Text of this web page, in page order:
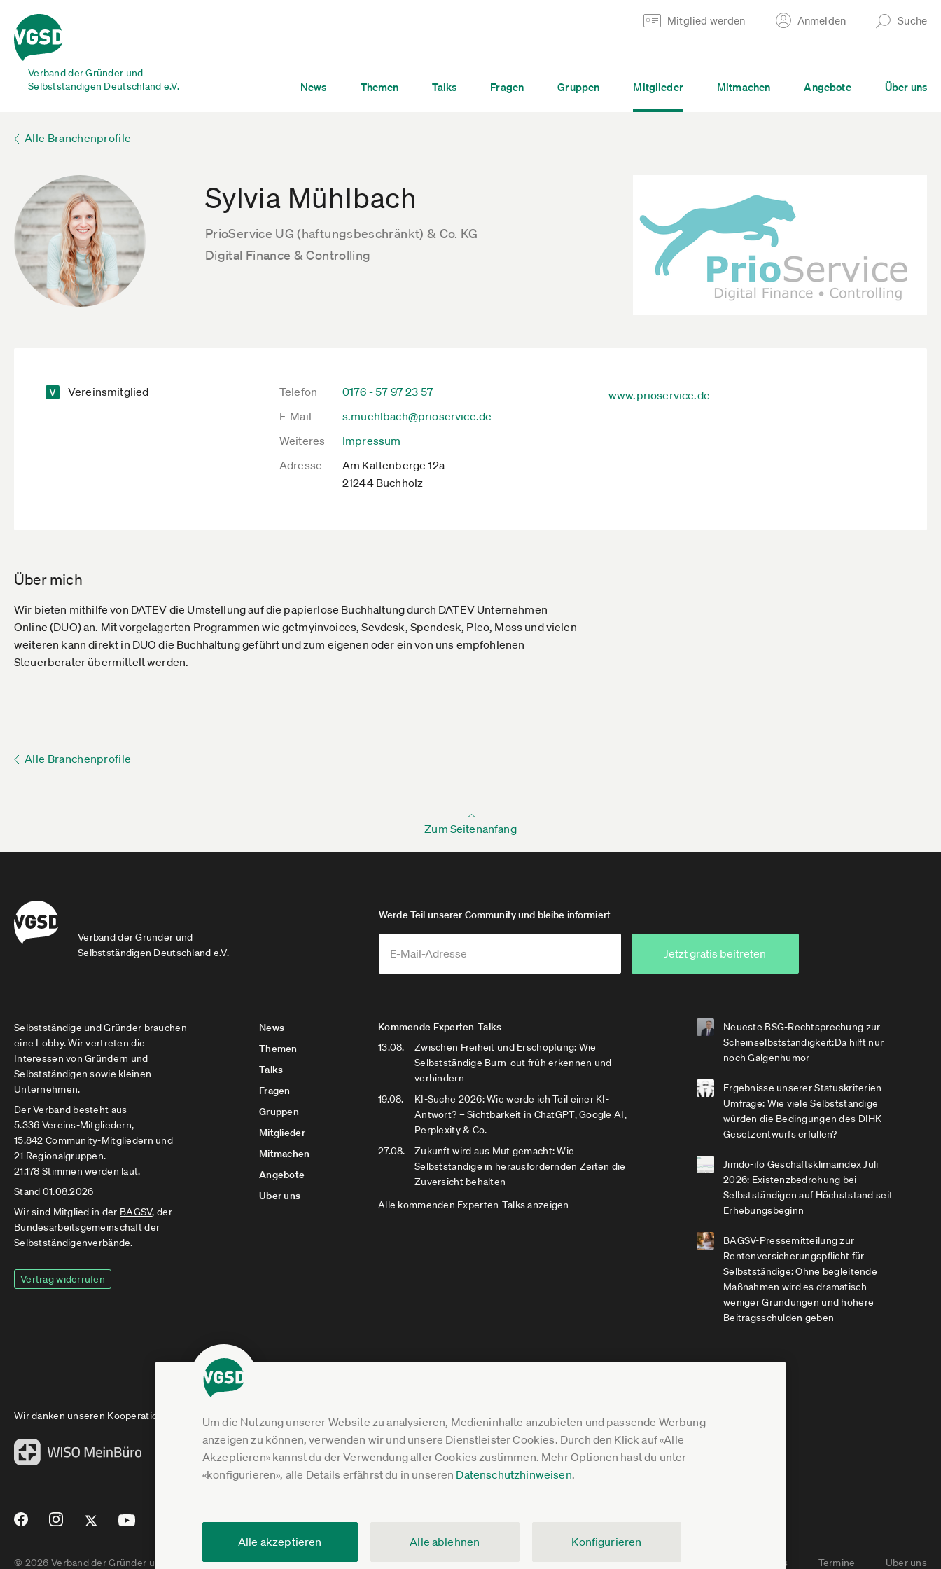
Verband der Gründer und
Selbstständigen Deutschland e.V.
Mitglied werden Anmelden Suche
News Themen Talks Fragen Gruppen Mitglieder Mitmachen Angebote Über uns
Um die Nutzung unserer Website zu analysieren, Medieninhalte anzubieten und passende Werbung
anzeigen zu können, verwenden wir und unsere Dienstleister Cookies. Durch den Klick auf «Alle
Akzeptieren» kannst du der Verwendung aller Cookies zustimmen. Mehr Optionen hast du unter
«konfigurieren», alle Details erfährst du in unseren Datenschutzhinweisen.
Alle akzeptieren Alle ablehnen Konfigurieren
Alle Branchenprofile
Sylvia Mühlbach
PrioService UG (haftungsbeschränkt) & Co. KG
Digital Finance & Controlling
Vereinsmitglied Telefon
0176 - 57 97 23 57
E-Mail
s.muehlbach@prioservice.de
Weiteres
Impressum
Adresse
Am Kattenberge 12a
21244 Buchholz
www.prioservice.de
Über mich
Wir bieten mithilfe von DATEV die Umstellung auf die papierlose Buchhaltung durch DATEV Unternehmen
Online (DUO) an. Mit vorgelagerten Programmen wie getmyinvoices, Sevdesk, Spendesk, Pleo, Moss und vielen
weiteren kann direkt in DUO die Buchhaltung geführt und zum eigenen oder ein von uns empfohlenen
Steuerberater übermittelt werden.
Alle Branchenprofile
Zum Seitenanfang
Verband der Gründer und
Selbstständigen Deutschland e.V.
Werde Teil unserer Community und bleibe informiert
Jetzt gratis beitreten
Selbstständige und Gründer brauchen
eine Lobby. Wir vertreten die
Interessen von Gründern und
Selbstständigen sowie kleinen
Unternehmen.
Der Verband besteht aus
5.336 Vereins-Mitgliedern,
15.842 Community-Mitgliedern und
21 Regionalgruppen.
21.178 Stimmen werden laut.
Stand 01.08.2026
Wir sind Mitglied in der BAGSV, der
Bundesarbeitsgemeinschaft der
Selbstständigenverbände.
Vertrag widerrufen
News
Themen
Talks
Fragen
Gruppen
Mitglieder
Mitmachen
Angebote
Über uns
Kommende Experten-Talks
13.08.
Zwischen Freiheit und Erschöpfung: Wie
Selbstständige Burn-out früh erkennen und
verhindern
19.08.
KI-Suche 2026: Wie werde ich Teil einer KI-
Antwort? – Sichtbarkeit in ChatGPT, Google AI,
Perplexity & Co.
27.08.
Zukunft wird aus Mut gemacht: Wie
Selbstständige in herausfordernden Zeiten die
Zuversicht behalten
Alle kommenden Experten-Talks anzeigen
Neueste BSG-Rechtsprechung zur
Scheinselbstständigkeit:Da hilft nur
noch Galgenhumor
Ergebnisse unserer Statuskriterien-
Umfrage: Wie viele Selbstständige
würden die Bedingungen des DIHK-
Gesetzentwurfs erfüllen?
Jimdo-ifo Geschäftsklimaindex Juli
2026: Existenzbedrohung bei
Selbstständigen auf Höchststand seit
Erhebungsbeginn
BAGSV-Pressemitteilung zur
Rentenversicherungspflicht für
Selbstständige: Ohne begleitende
Maßnahmen wird es dramatisch
weniger Gründungen und höhere
Beitragsschulden geben
Wir danken unseren Kooperationspartnern
© 2026 Verband der Gründer und Selbstständigen Deutschland e.V. Jobs Termine Über uns